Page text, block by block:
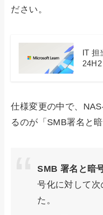
ださい。
IT
仕様変更の中で、
るのが「SMB署名と
SMB 署名と暗
号化に対して次
た。